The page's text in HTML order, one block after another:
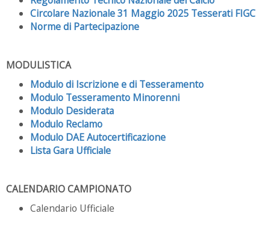
Circolare Nazionale 31 Maggio 2025 Tesserati FIGC
Norme di Partecipazione
MODULISTICA
Modulo di Iscrizione e di Tesseramento
Modulo Tesseramento Minorenni
Modulo Desiderata
Modulo Reclamo
Modulo DAE Autocertificazione
Lista Gara Ufficiale
CALENDARIO CAMPIONATO
Calendario Ufficiale